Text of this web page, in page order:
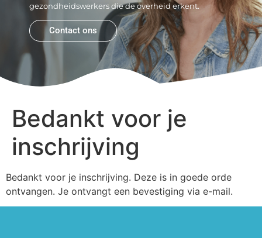
gezondheidswerkers die de overheid erkent.
Contact ons
Bedankt voor je
inschrijving
Bedankt voor je inschrijving. Deze is in goede orde
ontvangen. Je ontvangt een bevestiging via e-mail.